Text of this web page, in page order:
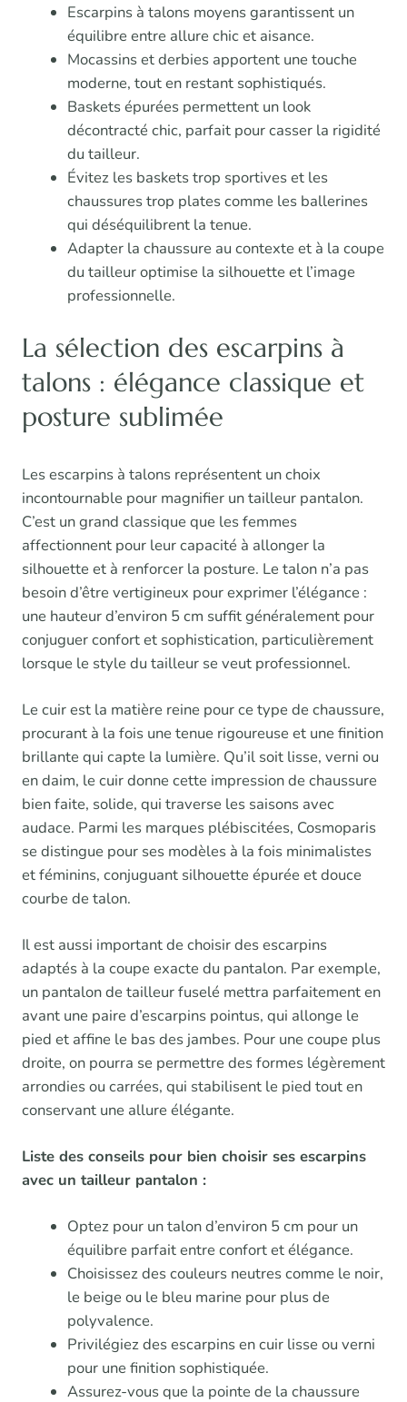
Escarpins à talons moyens garantissent un
équilibre entre allure chic et aisance.
Mocassins et derbies apportent une touche
moderne, tout en restant sophistiqués.
Baskets épurées permettent un look
décontracté chic, parfait pour casser la rigidité
du tailleur.
Évitez les baskets trop sportives et les
chaussures trop plates comme les ballerines
qui déséquilibrent la tenue.
Adapter la chaussure au contexte et à la coupe
du tailleur optimise la silhouette et l’image
professionnelle.
La sélection des escarpins à
talons : élégance classique et
posture sublimée
Les escarpins à talons représentent un choix
incontournable pour magnifier un tailleur pantalon.
C’est un grand classique que les femmes
affectionnent pour leur capacité à allonger la
silhouette et à renforcer la posture. Le talon n’a pas
besoin d’être vertigineux pour exprimer l’élégance :
une hauteur d’environ 5 cm suffit généralement pour
conjuguer confort et sophistication, particulièrement
lorsque le style du tailleur se veut professionnel.
Le cuir est la matière reine pour ce type de chaussure,
procurant à la fois une tenue rigoureuse et une finition
brillante qui capte la lumière. Qu’il soit lisse, verni ou
en daim, le cuir donne cette impression de chaussure
bien faite, solide, qui traverse les saisons avec
audace. Parmi les marques plébiscitées, Cosmoparis
se distingue pour ses modèles à la fois minimalistes
et féminins, conjuguant silhouette épurée et douce
courbe de talon.
Il est aussi important de choisir des escarpins
adaptés à la coupe exacte du pantalon. Par exemple,
un pantalon de tailleur fuselé mettra parfaitement en
avant une paire d’escarpins pointus, qui allonge le
pied et affine le bas des jambes. Pour une coupe plus
droite, on pourra se permettre des formes légèrement
arrondies ou carrées, qui stabilisent le pied tout en
conservant une allure élégante.
Liste des conseils pour bien choisir ses escarpins
avec un tailleur pantalon :
Optez pour un talon d’environ 5 cm pour un
équilibre parfait entre confort et élégance.
Choisissez des couleurs neutres comme le noir,
le beige ou le bleu marine pour plus de
polyvalence.
Privilégiez des escarpins en cuir lisse ou verni
pour une finition sophistiquée.
Assurez-vous que la pointe de la chaussure